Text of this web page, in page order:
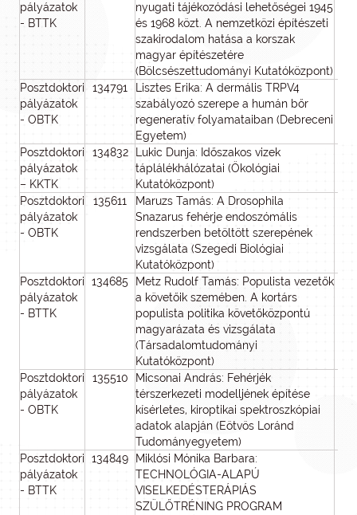
pályázatok
- BTTK
nyugati tájékozódási lehetőségei 1945
és 1968 közt. A nemzetközi építészeti
szakirodalom hatása a korszak
magyar építészetére
(Bölcsészettudományi Kutatóközpont)
Posztdoktori
pályázatok
- OBTK
134791
Lisztes Erika: A dermális TRPV4
szabályozó szerepe a humán bőr
regeneratív folyamataiban (Debreceni
Egyetem)
Posztdoktori
pályázatok
– KKTK
134832
Lukic Dunja: Időszakos vizek
táplálékhálózatai (Ökológiai
Kutatóközpont)
Posztdoktori
pályázatok
- OBTK
135611
Maruzs Tamás: A Drosophila
Snazarus fehérje endoszómális
rendszerben betöltött szerepének
vizsgálata (Szegedi Biológiai
Kutatóközpont)
Posztdoktori
pályázatok
- BTTK
134685
Metz Rudolf Tamás: Populista vezetők
a követőik szemében. A kortárs
populista politika követőközpontú
magyarázata és vizsgálata
(Társadalomtudományi
Kutatóközpont)
Posztdoktori
pályázatok
- OBTK
135510
Micsonai András: Fehérjék
térszerkezeti modelljének építése
kísérletes, kiroptikai spektroszkópiai
adatok alapján (Eötvös Loránd
Tudományegyetem)
Posztdoktori
pályázatok
- BTTK
134849
Miklósi Mónika Barbara:
TECHNOLÓGIA-ALAPÚ
VISELKEDÉSTERÁPIÁS
SZÜLŐTRÉNING PROGRAM